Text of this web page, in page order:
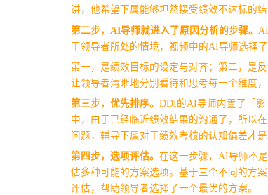
讲，他希望下属能够坦然接受绩效不达标的
第二步，AI导师就进入了原因分析的步骤。
于领导者所处的情境，视频中的AI导师选择
第一，是绩效目标的设定与对齐；第二，是
让领导者清晰地分别看待和思考每一个维度
第三步，优先排序。 DDI的AI导师内置了「
中，由于已经临近绩效结果的沟通了，所以
问题，辅导下属对于绩效考核的认知偏差才
第四步，选项评估。 在这一步骤，AI导师不
估多种可能的方案选项。基于三个不同的方
评估，帮助领导者选择了一个最优的方案。